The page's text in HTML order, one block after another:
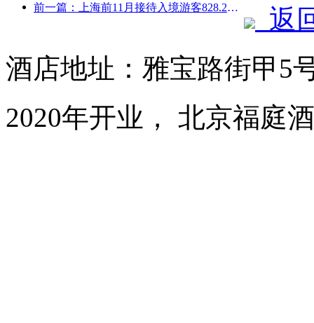
前一篇：上海前11月接待入境游客828.2万人次，超越年初预期
返
酒店地址：雅宝路街甲5
2020年开业， 北京福